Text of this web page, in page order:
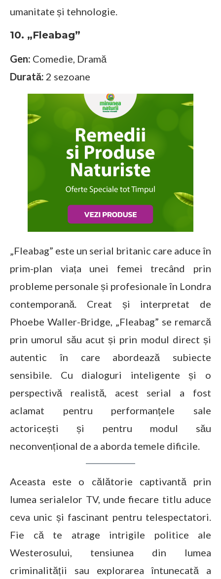
umanitate și tehnologie.
10. „Fleabag”
Gen: Comedie, Dramă
Durată: 2 sezoane
„Fleabag” este un serial britanic care aduce în
prim-plan viața unei femei trecând prin
probleme personale și profesionale în Londra
contemporană. Creat și interpretat de
Phoebe Waller-Bridge, „Fleabag” se remarcă
prin umorul său acut și prin modul direct și
autentic în care abordează subiecte
sensibile. Cu dialoguri inteligente și o
perspectivă realistă, acest serial a fost
aclamat pentru performanțele sale
actoricești și pentru modul său
neconvențional de a aborda temele dificile.
Aceasta este o călătorie captivantă prin
lumea serialelor TV, unde fiecare titlu aduce
ceva unic și fascinant pentru telespectatori.
Fie că te atrage intrigile politice ale
Westerosului, tensiunea din lumea
criminalității sau explorarea întunecată a